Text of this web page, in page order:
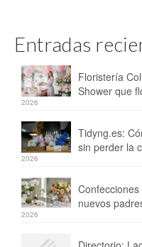
Entradas
Floristería
Shower que
2026
Tidyng.es:
sin perder la
2026
nuevos
2026